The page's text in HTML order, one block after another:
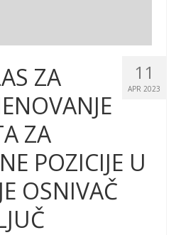
11
APR 2023
ZA
ZA
POZICIJE U
OSNIVAČ